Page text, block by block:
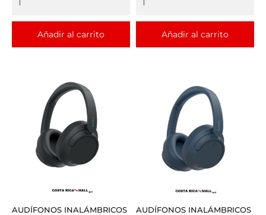
Añadir al carrito Añadir al carrito
AUDÍFONOS INALÁMBRICOS
AUDÍFONOS INALÁMBRICOS